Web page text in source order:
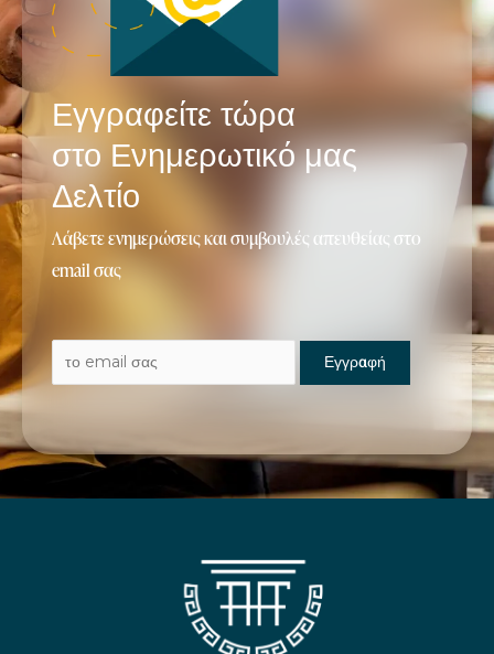
Εγγραφείτε τώρα
στο Ενημερωτικό μας
Δελτίο
Λάβετε ενημερώσεις και συμβουλές απευθείας στο
email σας